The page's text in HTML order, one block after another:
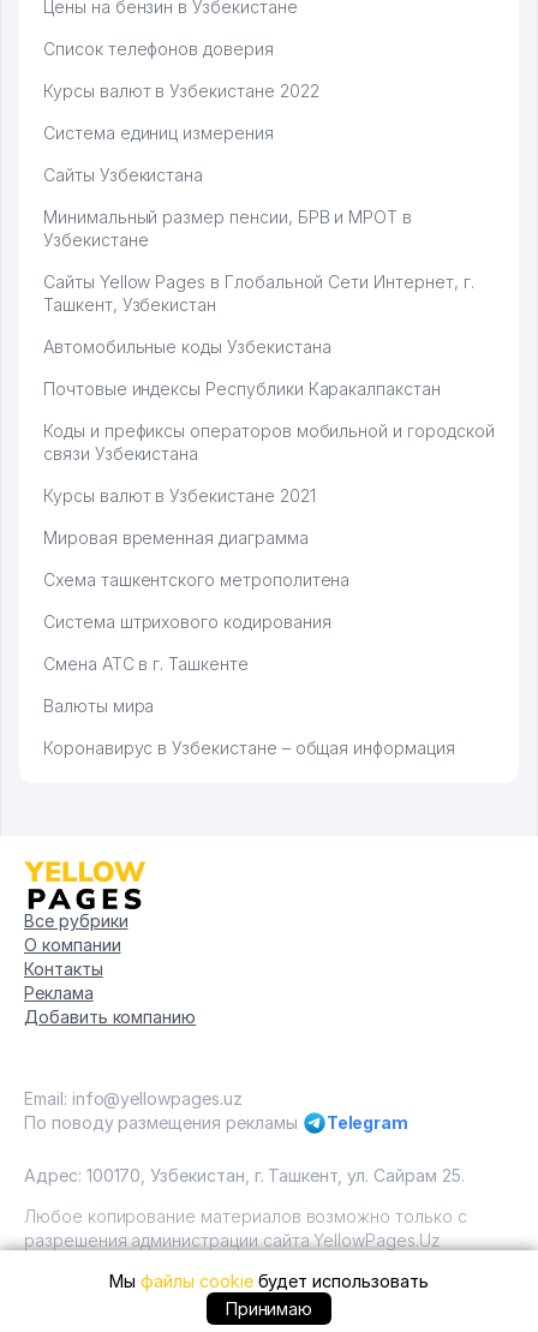
Цены на бензин в Узбекистане
Список телефонов доверия
Курсы валют в Узбекистане 2022
Система единиц измерения
Сайты Узбекистана
Минимальный размер пенсии, БРВ и МРОТ в
Узбекистане
Сайты Yellow Pages в Глобальной Сети Интернет, г.
Ташкент, Узбекистан
Автомобильные коды Узбекистана
Почтовые индексы Республики Каракалпакстан
Коды и префиксы операторов мобильной и городской
связи Узбекистана
Курсы валют в Узбекистане 2021
Мировая временная диаграмма
Схема ташкентского метрополитена
Система штрихового кодирования
Смена АТС в г. Ташкенте
Валюты мира
Коронавирус в Узбекистане – общая информация
Все рубрики
О компании
Контакты
Реклама
Добавить компанию
Email: info@yellowpages.uz
По поводу размещения рекламы
Telegram
Адрес: 100170, Узбекистан, г. Ташкент, ул. Сайрам 25.
Любое копирование материалов возможно только с
разрешения администрации сайта YellowPages.Uz
Copyright © Yellow Pages Uzbekistan, 2009 - 2026 / ООО
"Yellow Pages". Все права защищены All rights reserved.
Мыфайлы cookieбудет использовать
Принимаю